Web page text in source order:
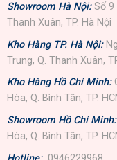
Showroom Hà Nội: Số 9
Thanh Xuân, TP. Hà Nội
Kho Hàng TP. Hà Nội:
Trung, Q. Thanh Xuân,
Kho Hàng Hồ Chí Minh:
Hòa, Q. Bình Tân, TP.
Showroom Hồ Chí Minh:
Hòa, Q. Bình Tân, TP.